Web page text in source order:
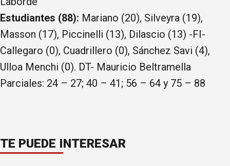
Estudiantes (88): Mariano (20), Silveyra (19),
Masson (17), Piccinelli (13), Dilascio (13) -FI-
Callegaro (0), Cuadrillero (0), Sánchez Savi (4),
Ulloa Menchi (0). DT- Mauricio Beltramella
Parciales: 24 – 27; 40 – 41; 56 – 64 y 75 – 88
TE PUEDE INTERESAR